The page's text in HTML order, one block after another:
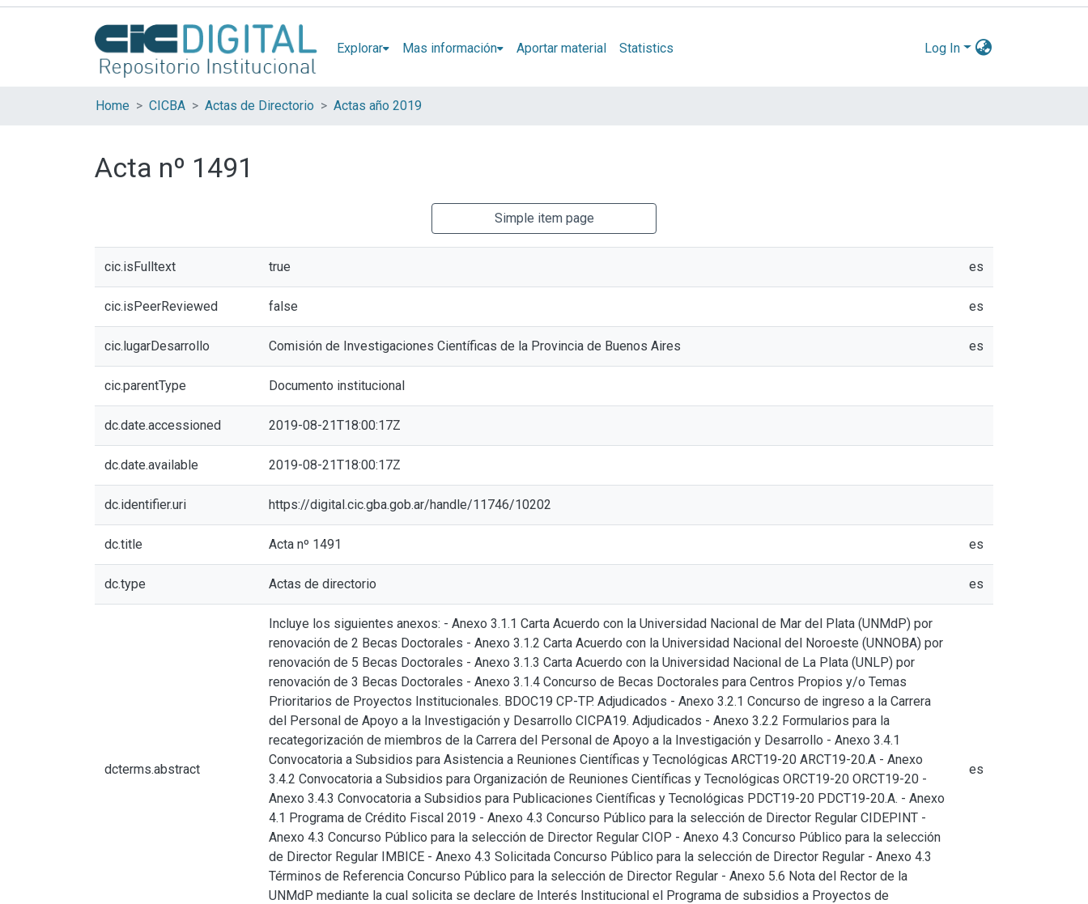
Explorar Mas información Aportar material Statistics Log In
Home CICBA Actas de Directorio Actas año 2019
Acta nº 1491
Simple item page
cic.isFulltext true es
cic.isPeerReviewed false es
cic.lugarDesarrollo Comisión de Investigaciones Científicas de la Provincia de Buenos Aires es
cic.parentType Documento institucional
dc.date.accessioned 2019-08-21T18:00:17Z
dc.date.available 2019-08-21T18:00:17Z
dc.identifier.uri https://digital.cic.gba.gob.ar/handle/11746/10202
dc.title Acta nº 1491 es
dc.type Actas de directorio es
dcterms.abstract
Incluye los siguientes anexos: - Anexo 3.1.1 Carta Acuerdo con la Universidad Nacional de Mar del Plata (UNMdP) por
renovación de 2 Becas Doctorales - Anexo 3.1.2 Carta Acuerdo con la Universidad Nacional del Noroeste (UNNOBA) por
renovación de 5 Becas Doctorales - Anexo 3.1.3 Carta Acuerdo con la Universidad Nacional de La Plata (UNLP) por
renovación de 3 Becas Doctorales - Anexo 3.1.4 Concurso de Becas Doctorales para Centros Propios y/o Temas
Prioritarios de Proyectos Institucionales. BDOC19 CP-TP. Adjudicados - Anexo 3.2.1 Concurso de ingreso a la Carrera
del Personal de Apoyo a la Investigación y Desarrollo CICPA19. Adjudicados - Anexo 3.2.2 Formularios para la
recategorización de miembros de la Carrera del Personal de Apoyo a la Investigación y Desarrollo - Anexo 3.4.1
Convocatoria a Subsidios para Asistencia a Reuniones Científicas y Tecnológicas ARCT19-20 ARCT19-20.A - Anexo
3.4.2 Convocatoria a Subsidios para Organización de Reuniones Científicas y Tecnológicas ORCT19-20 ORCT19-20 -
Anexo 3.4.3 Convocatoria a Subsidios para Publicaciones Científicas y Tecnológicas PDCT19-20 PDCT19-20.A. - Anexo
4.1 Programa de Crédito Fiscal 2019 - Anexo 4.3 Concurso Público para la selección de Director Regular CIDEPINT -
Anexo 4.3 Concurso Público para la selección de Director Regular CIOP - Anexo 4.3 Concurso Público para la selección
de Director Regular IMBICE - Anexo 4.3 Solicitada Concurso Público para la selección de Director Regular - Anexo 4.3
Términos de Referencia Concurso Público para la selección de Director Regular - Anexo 5.6 Nota del Rector de la
UNMdP mediante la cual solicita se declare de Interés Institucional el Programa de subsidios a Proyectos de
es